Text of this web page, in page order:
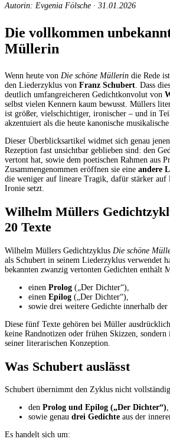
Autorin: Evgenia Fölsche · 31.01.2026
Die vollkommen
Müllerin
Wenn heute von Die schöne Müllerin die Rede
den Liederzyklus von Franz Schubert. Dass
deutlich umfangreicheren Gedichtkonvolut von
selbst vielen Kennern kaum bewusst. Müllers
ist größer, vielschichtiger, ironischer – und in
akzentuiert als die heute kanonische musikalische
Dieser Überblicksartikel widmet sich genau
Rezeption fast unsichtbar geblieben sind: den
vertont hat, sowie dem poetischen Rahmen aus
Zusammengenommen eröffnen sie eine andere
die weniger auf lineare Tragik, dafür stärker
Ironie setzt.
Wilhelm Müllers
20 Texte
Wilhelm Müllers Gedichtzyklus Die schöne
als Schubert in seinem Liederzyklus verwendet
bekannten zwanzig vertonten Gedichten enthält
einen Prolog („Der Dichter“),
einen Epilog („Der Dichter“),
sowie drei weitere Gedichte innerhalb der
Diese fünf Texte gehören bei Müller
keine Randnotizen oder frühen Skizzen, sondern
seiner literarischen Konzeption.
Was Schubert auslässt
Schubert übernimmt den Zyklus nicht
den Prolog und Epilog („Der Dichter“),
sowie genau drei Gedichte aus der
Es handelt sich um: